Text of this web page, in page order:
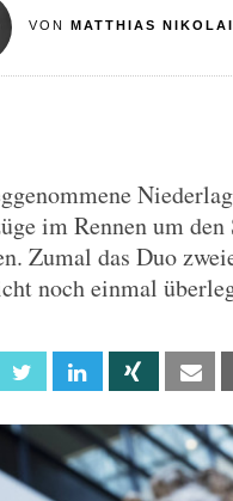
VON MATTHIAS
im Rennen um
Zumal das Duo
noch einmal
Twitter Linkedin Xing